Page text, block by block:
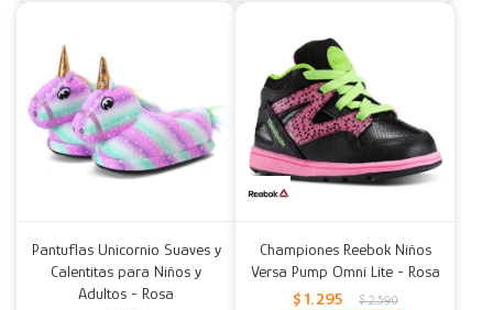
Pantuflas Unicornio Suaves y
Calentitas para Niños y
Adultos - Rosa
Championes Reebok Niños
Versa Pump Omni Lite - Rosa
$ 1.295 $ 2.590